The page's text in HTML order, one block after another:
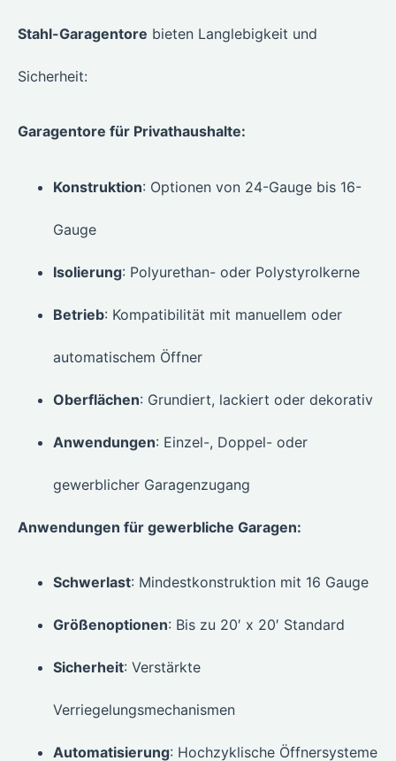
Stahl-Garagentore bieten Langlebigkeit und
Sicherheit:
Garagentore für Privathaushalte:
Konstruktion: Optionen von 24-Gauge bis 16-
Gauge
Isolierung: Polyurethan- oder Polystyrolkerne
Betrieb: Kompatibilität mit manuellem oder
automatischem Öffner
Oberflächen: Grundiert, lackiert oder dekorativ
Anwendungen: Einzel-, Doppel- oder
gewerblicher Garagenzugang
Anwendungen für gewerbliche Garagen:
Schwerlast: Mindestkonstruktion mit 16 Gauge
Größenoptionen: Bis zu 20′ x 20′ Standard
Sicherheit: Verstärkte
Verriegelungsmechanismen
Automatisierung: Hochzyklische Öffnersysteme